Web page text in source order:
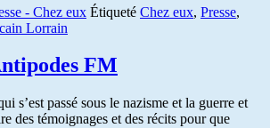
- Chez eux Étiqueté Chez eux, Presse,
Lorrain
FM
s’est passé sous le nazisme et la guerre et
des témoignages et des récits pour que